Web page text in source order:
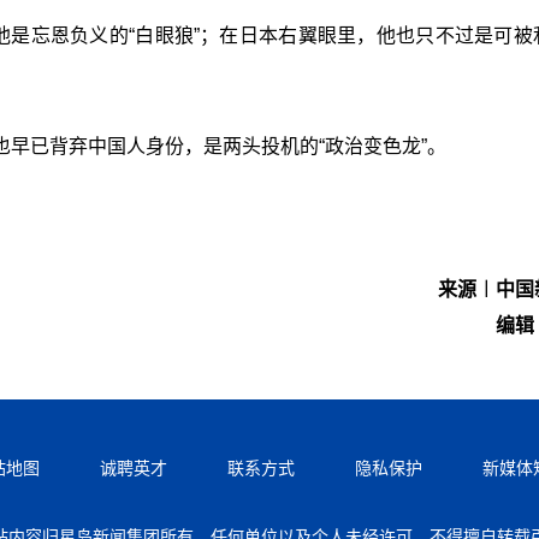
忘恩负义的“白眼狼”；在日本右翼眼里，他也只不过是可被
已背弃中国人身份，是两头投机的“政治变色龙”。
来源︱中国
编辑
地图 诚聘英才 联系方式 隐私保护 新媒体